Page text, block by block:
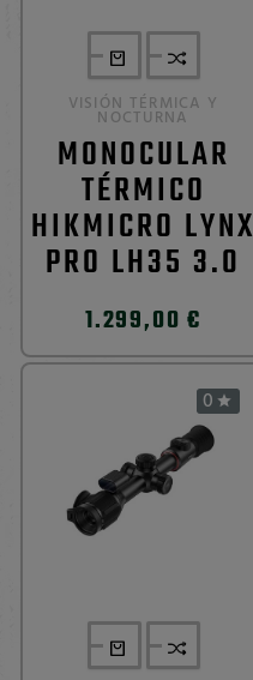
VISIÓN TÉRMICA Y
NOCTURNA
MONOCULAR
TÉRMICO
HIKMICRO LYNX
PRO LH35 3.0
1.299,00 €
0 